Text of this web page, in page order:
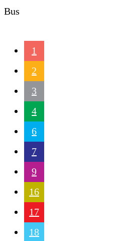
Bus
1
2
3
4
6
7
9
16
17
18